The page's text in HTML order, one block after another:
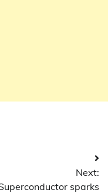
Next:
sparks